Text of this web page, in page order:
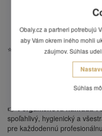
materiál.
⭐
Vysoká pevnosť a
Hygienický a ľahko
Výhodný pomer cena/
Univerzálne použitie v
👉Pergamenová náhrada
spoľahlivý, hygienický a
pre každodennú
Obaly.cz a partneri potrebujú
aby Vám okrem iného mohli
záujmov. Súhlas
Súhlas